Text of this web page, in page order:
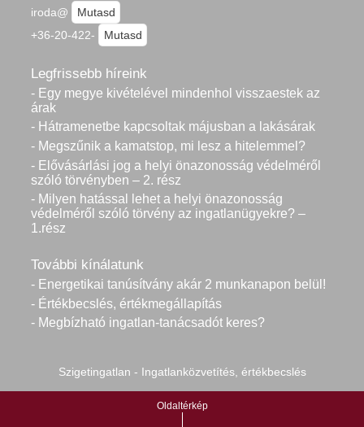
iroda@
Mutasd
+36-20-422-
Mutasd
Legfrissebb híreink
- Egy megye kivételével mindenhol visszaestek az
árak
- Hátramenetbe kapcsoltak májusban a lakásárak
- Megszűnik a kamatstop, mi lesz a hitelemmel?
- Elővásárlási jog a helyi önazonosság védelméről
szóló törvényben – 2. rész
- Milyen hatással lehet a helyi önazonosság
védelméről szóló törvény az ingatlanügyekre? –
1.rész
További kínálatunk
- Energetikai tanúsítvány akár 2 munkanapon belül!
- Értékbecslés, értékmegállapítás
- Megbízható ingatlan-tanácsadót keres?
Szigetingatlan - Ingatlanközvetítés, értékbecslés
Oldaltérkép